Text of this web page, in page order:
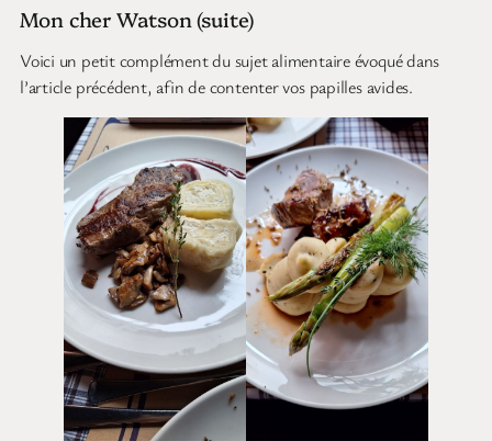
Mon cher Watson (suite)
Voici un petit complément du sujet alimentaire évoqué dans
l’article précédent, afin de contenter vos papilles avides.